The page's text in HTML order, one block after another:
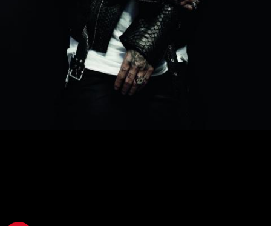
Artwork "Rio" (2025)